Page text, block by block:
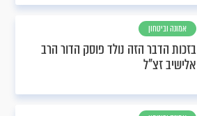
אמונה וביטחון
בזכות הדבר הזה נולד פוסק הדור הרב
אלישיב זצ"ל